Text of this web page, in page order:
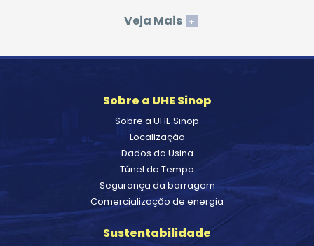
Veja Mais +
Sobre a UHE Sinop
Sobre a UHE Sinop
Localização
Dados da Usina
Túnel do Tempo
Segurança da barragem
Comercialização de energia
Sustentabilidade